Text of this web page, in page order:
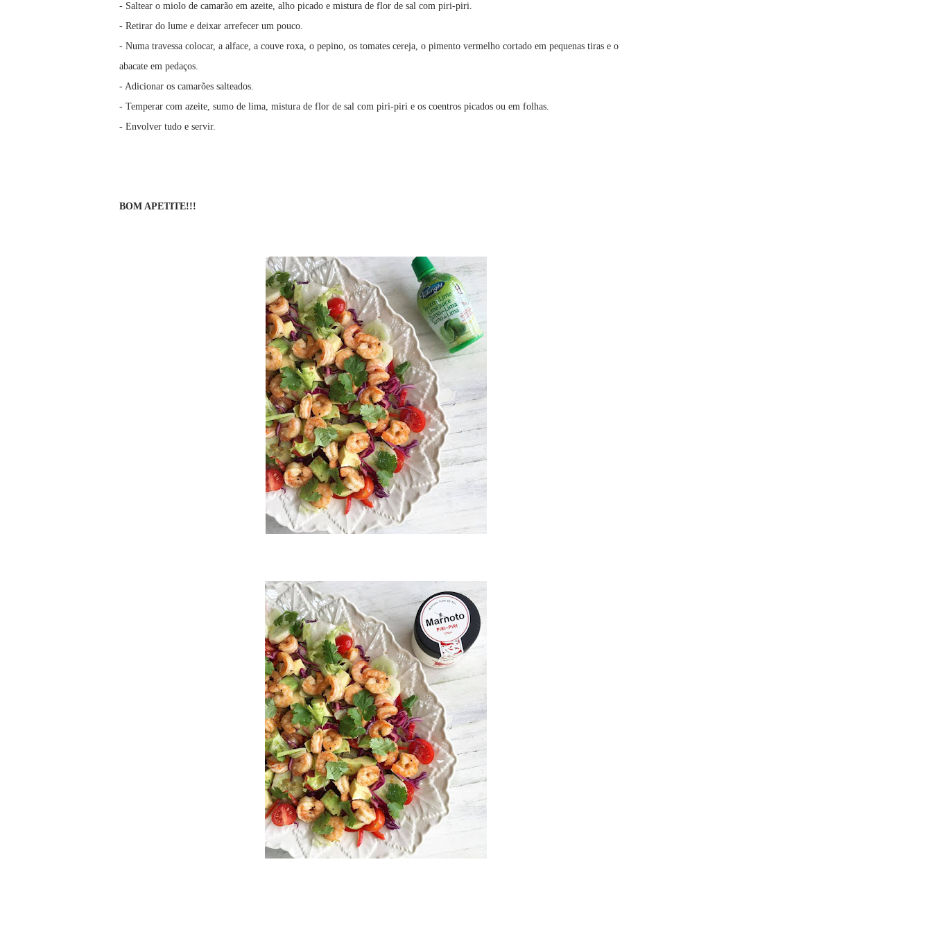
- Saltear o miolo de camarão em azeite, alho picado e mistura de flor de sal com piri-piri.
- Retirar do lume e deixar arrefecer um pouco.
- Numa travessa colocar, a alface, a couve roxa, o pepino, os tomates cereja, o pimento vermelho cortado em pequenas tiras e o
abacate em pedaços.
- Adicionar os camarões salteados.
- Temperar com azeite, sumo de lima, mistura de flor de sal com piri-piri e os coentros picados ou em folhas.
- Envolver tudo e servir.
BOM APETITE!!!